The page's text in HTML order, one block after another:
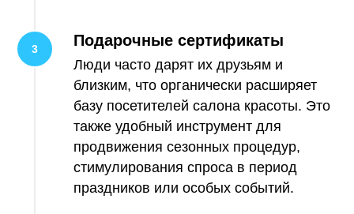
Подарочные сертификаты
Люди часто дарят их друзьям и
близким, что органически расширяет
базу посетителей салона красоты. Это
также удобный инструмент для
продвижения сезонных процедур,
стимулирования спроса в период
праздников или особых событий.